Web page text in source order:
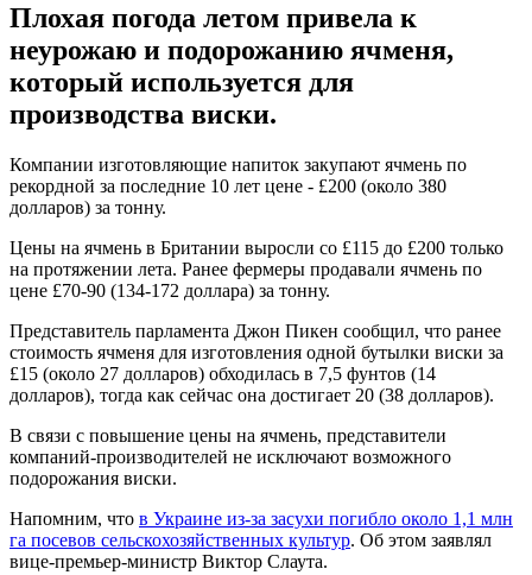
Плохая погода летом привела к
неурожаю и подорожанию ячменя,
который используется для
производства виски.
Компании изготовляющие напиток закупают ячмень по
рекордной за последние 10 лет цене - £200 (около 380
долларов) за тонну.
Цены на ячмень в Британии выросли со £115 до £200 только
на протяжении лета. Ранее фермеры продавали ячмень по
цене £70-90 (134-172 доллара) за тонну.
Представитель парламента Джон Пикен сообщил, что ранее
стоимость ячменя для изготовления одной бутылки виски за
£15 (около 27 долларов) обходилась в 7,5 фунтов (14
долларов), тогда как сейчас она достигает 20 (38 долларов).
В связи с повышение цены на ячмень, представители
компаний-производителей не исключают возможного
подорожания виски.
Напомним, что в Украине из-за засухи погибло около 1,1 млн
га посевов сельскохозяйственных культур. Об этом заявлял
вице-премьер-министр Виктор Слаута.